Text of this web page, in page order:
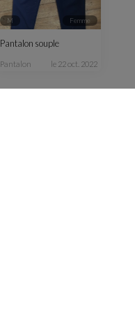
M femme
Pantalon souple
pantalon le 22 oct. 2022